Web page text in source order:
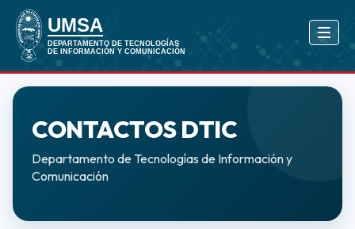
CONTACTOS DTIC
Departamento de Tecnologías de Información y
Comunicación